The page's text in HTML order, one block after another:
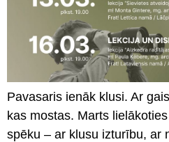
Pavasaris ienāk klusi. Ar
kas mostas. Marts
spēku – ar klusu izturību, ar